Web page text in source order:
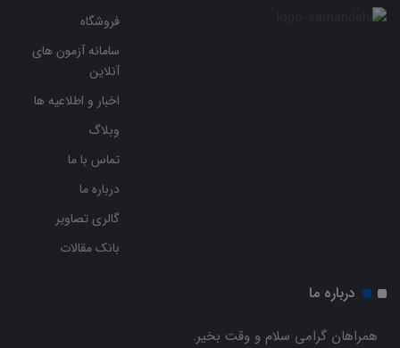
فروشگاه
سامانه آزمون های
آنلاین
اخبار و اطلاعیه ها
وبلاگ
تماس با ما
درباره ما
گالری تصاویر
بانک مقالات
درباره ما
همراهان گرامی سلام و وقت بخیر.